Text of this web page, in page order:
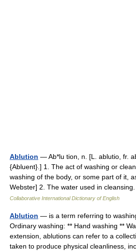
Ablution — Ab*lu tion, n. [L. ablutio, fr.
{Abluent}.] 1. The act of washing or
washing of the body, or some part of it,
Webster] 2. The water used in
Collaborative International Dictionary of English
Ablution — is a term referring to
Ordinary washing: ** Hand washing **
extension, ablutions can refer to a
taken to produce physical cleanliness,